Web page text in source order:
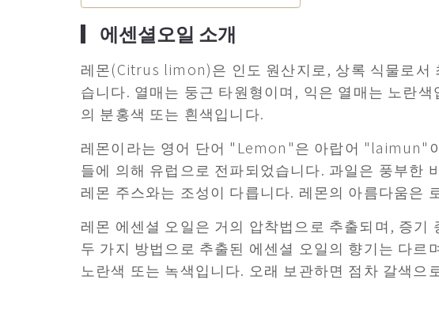
▎에센셜오일 소개
레몬(Citrus limon)은 인도 원산지로, 상록 식물로서
습니다. 열매는 둥근 타원형이며, 익은 열매는 노란
의 분홍색 또는 흰색입니다.
레몬이라는 영어 단어 "Lemon"은 아랍어 "laimun"
들에 의해 유럽으로 전파되었습니다. 과일은 풍부한
레몬 주스와는 조성이 다릅니다. 레몬의 아름다움은
레몬 에센셜 오일은 거의 압착법으로 추출되며, 증
두 가지 방법으로 추출된 에센셜 오일의 향기는 다
노란색 또는 녹색입니다. 오래 보관하면 점차 갈색으